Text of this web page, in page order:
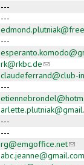
---
---
---
rk@rkbc.de(link sends
claudeferrand@club-
---
---
---
rg@emgoffice.net
abc.jeanne@gmail.com